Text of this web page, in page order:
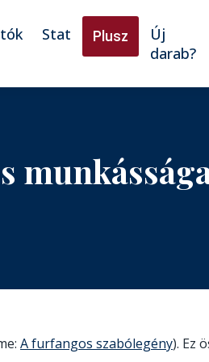
Stat Plusz
Új
darab?
A furfangos szabólegény). Ez